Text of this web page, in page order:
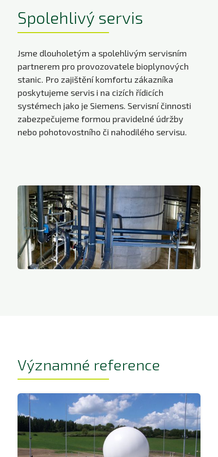
Spolehlivý servis
Jsme dlouholetým a spolehlivým servisním
partnerem pro provozovatele bioplynových
stanic. Pro zajištění komfortu zákazníka
poskytujeme servis i na cizích řídicích
systémech jako je Siemens. Servisní činnosti
zabezpečujeme formou pravidelné údržby
nebo pohotovostního či nahodilého servisu.
Významné reference